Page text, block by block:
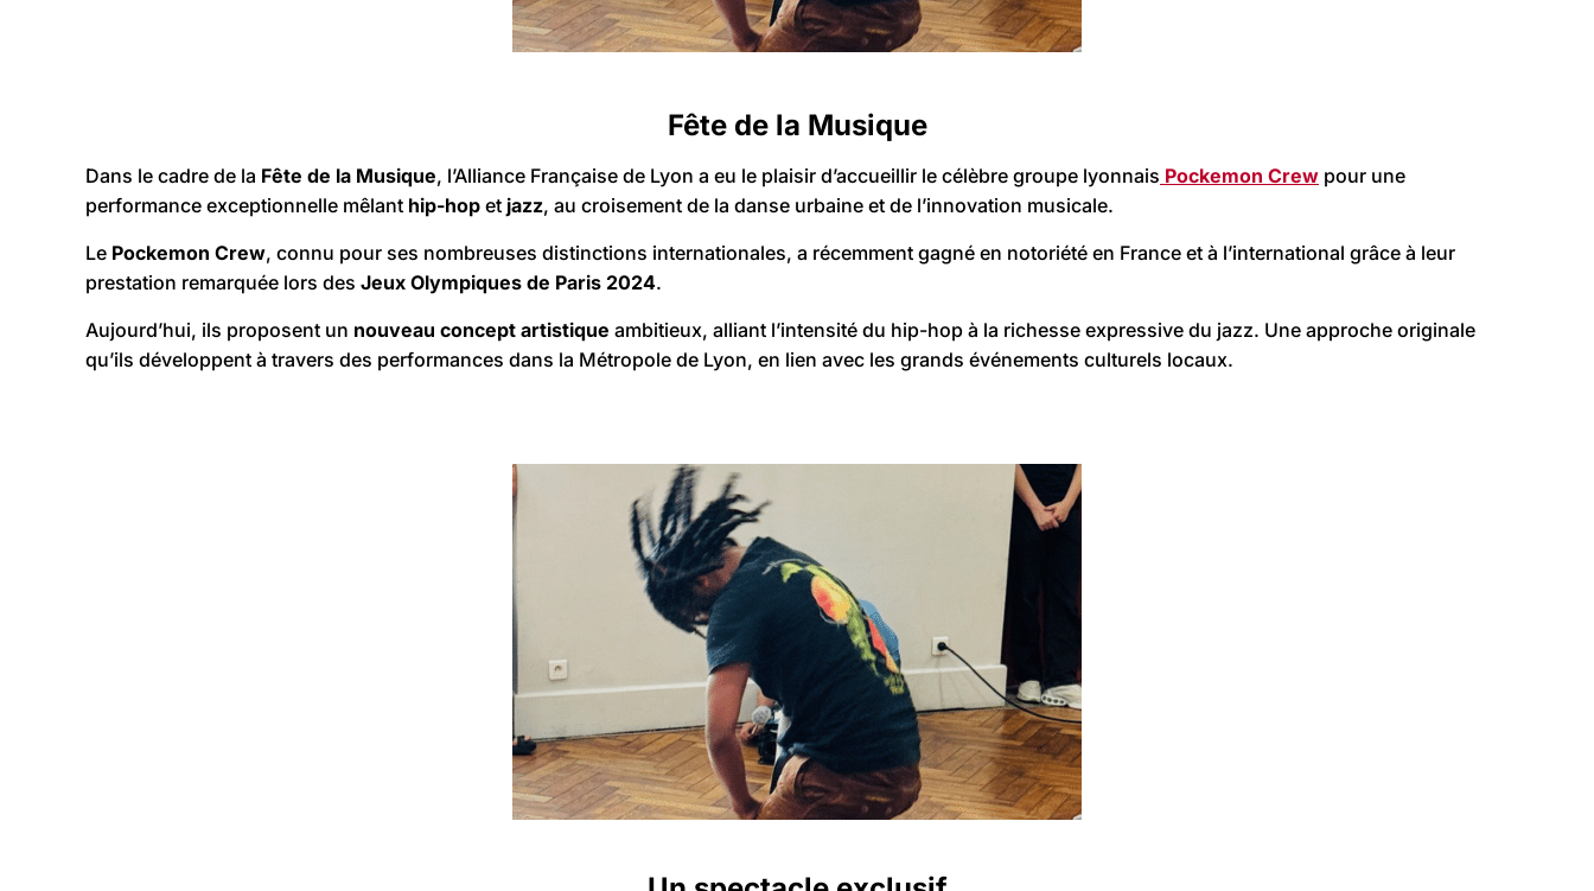
Fête de la Musique
Dans le cadre de la Fête de la Musique, l’Alliance Française de Lyon a eu le plaisir d’accueillir le célèbre groupe lyonnais Pockemon Crew pour une
performance exceptionnelle mêlant hip-hop et jazz, au croisement de la danse urbaine et de l’innovation musicale.
Le Pockemon Crew, connu pour ses nombreuses distinctions internationales, a récemment gagné en notoriété en France et à l’international grâce à leur
prestation remarquée lors des Jeux Olympiques de Paris 2024.
Aujourd’hui, ils proposent un nouveau concept artistique ambitieux, alliant l’intensité du hip-hop à la richesse expressive du jazz. Une approche originale
qu’ils développent à travers des performances dans la Métropole de Lyon, en lien avec les grands événements culturels locaux.